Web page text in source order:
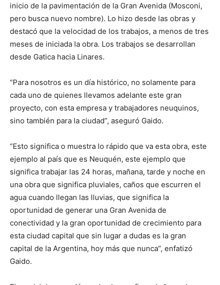
inicio de la pavimentación de la Gran Avenida (Mosconi,
pero busca nuevo nombre). Lo hizo desde las obras y
destacó que la velocidad de los trabajos, a menos de tres
meses de iniciada la obra. Los trabajos se desarrollan
desde Gatica hacia Linares.
“Para nosotros es un día histórico, no solamente para
cada uno de quienes llevamos adelante este gran
proyecto, con esta empresa y trabajadores neuquinos,
sino también para la ciudad”, aseguró Gaido.
“Esto significa o muestra lo rápido que va esta obra, este
ejemplo al país que es Neuquén, este ejemplo que
significa trabajar las 24 horas, mañana, tarde y noche en
una obra que significa pluviales, caños que escurren el
agua cuando llegan las lluvias, que significa la
oportunidad de generar una Gran Avenida de
conectividad y la gran oportunidad de crecimiento para
esta ciudad capital que sin lugar a dudas es la gran
capital de la Argentina, hoy más que nunca”, enfatizó
Gaido.